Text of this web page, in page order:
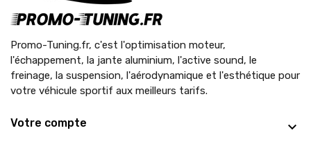
Promo-Tuning.fr, c'est l'optimisation moteur,
l'échappement, la jante aluminium, l'active sound, le
freinage, la suspension, l'aérodynamique et l'esthétique pour
votre véhicule sportif aux meilleurs tarifs.
Votre compte